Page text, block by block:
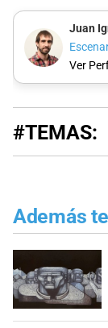
Juan
Ver
#TEMAS:
Además